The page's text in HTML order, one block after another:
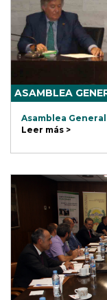
ASAMBLEA
Asamblea
Leer más >